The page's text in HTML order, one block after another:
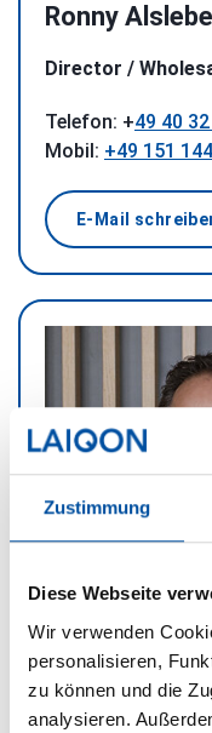
Zustimmung
Diese Webseite
Wir verwenden
personalisieren,
zu können und die
analysieren.
Ronny
Director /
Telefon: +49 40
Mobil: +49 151
E-Mail
Patrick